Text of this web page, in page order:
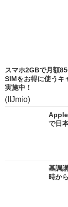
スマホ2GBで月額
SIMをお得に使うキ
実施中！
(IIJmio)
で日
基調
時か